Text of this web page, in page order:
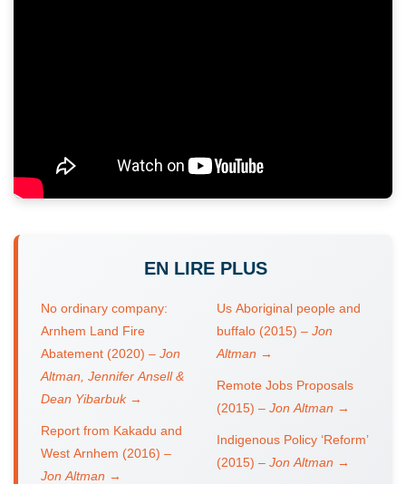
EN LIRE PLUS
No ordinary company:
Arnhem Land Fire
Abatement (2020) – Jon
Altman, Jennifer Ansell &
Dean Yibarbuk→
Report from Kakadu and
West Arnhem (2016) –
Jon Altman →
Us Aboriginal people and
buffalo (2015) – Jon
Altman →
Remote Jobs Proposals
(2015) – Jon Altman →
Indigenous Policy ‘Reform’
(2015) – Jon Altman →